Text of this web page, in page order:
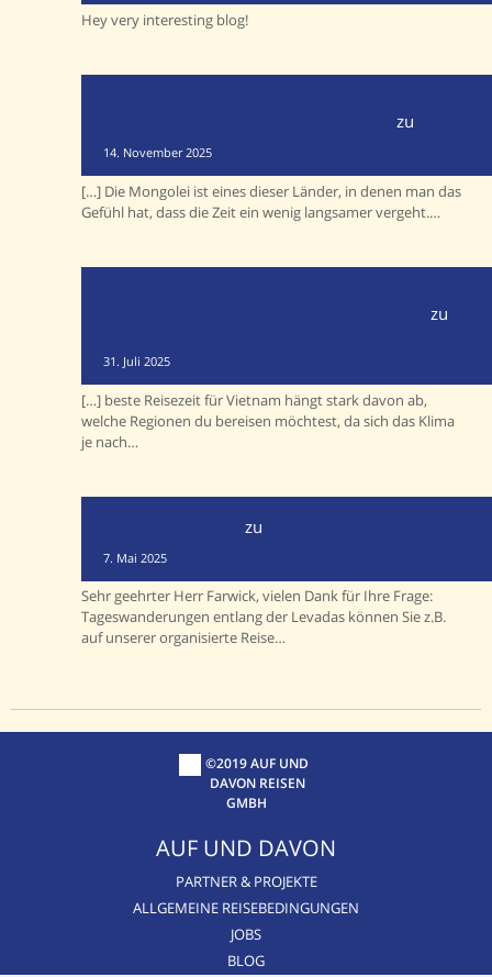
Hey very interesting blog!
zu
14. November 2025
[…] Die Mongolei ist eines dieser Länder, in denen man das
Gefühl hat, dass die Zeit ein wenig langsamer vergeht.…
zu
31. Juli 2025
[…] beste Reisezeit für Vietnam hängt stark davon ab,
welche Regionen du bereisen möchtest, da sich das Klima
je nach…
zu
7. Mai 2025
Sehr geehrter Herr Farwick, vielen Dank für Ihre Frage:
Tageswanderungen entlang der Levadas können Sie z.B.
auf unserer organisierte Reise…
©2019 AUF UND
DAVON REISEN
GMBH
AUF UND DAVON
PARTNER & PROJEKTE
ALLGEMEINE REISEBEDINGUNGEN
JOBS
BLOG